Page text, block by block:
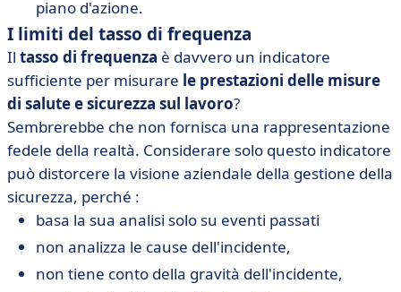
piano d'azione.
I limiti del tasso di frequenza
Il tasso di frequenza è davvero un indicatore
sufficiente per misurare le prestazioni delle misure
di salute e sicurezza sul lavoro?
Sembrerebbe che non fornisca una rappresentazione
fedele della realtà. Considerare solo questo indicatore
può distorcere la visione aziendale della gestione della
sicurezza, perché :
basa la sua analisi solo su eventi passati
non analizza le cause dell'incidente,
non tiene conto della gravità dell'incidente,